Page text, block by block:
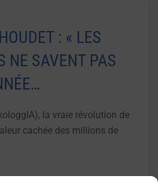
: « LES
NE SAVENT PAS
la vraie révolution de
cachée des millions de